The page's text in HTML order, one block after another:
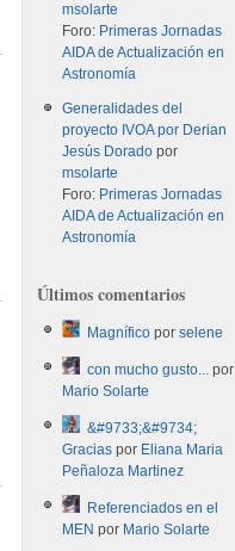
msolarte
Foro: Primeras Jornadas
AIDA de Actualización en
Astronomía
Generalidades del
proyecto IVOA por Derian
Jesús Dorado por
msolarte
Foro: Primeras Jornadas
AIDA de Actualización en
Astronomía
Últimos comentarios
Magnífico porselene
con mucho gusto... por
Mario Solarte
&#9733;&#9734;
Gracias por Eliana Maria
Peñaloza Martinez
Referenciados en el
MEN por Mario Solarte